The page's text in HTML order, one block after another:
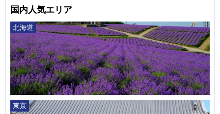
国内人気エリア
北海道
東京